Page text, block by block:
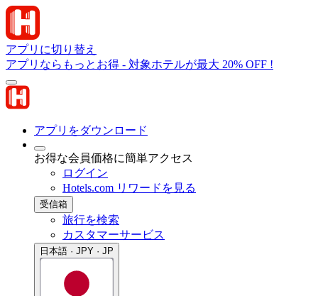
アプリに切り替え
アプリならもっとお得 - 対象ホテルが最大 20% OFF !
アプリをダウンロード
お得な会員価格に簡単アクセス
ログイン
Hotels.com リワードを見る
受信箱
旅行を検索
カスタマーサービス
日本語 · JPY · JP